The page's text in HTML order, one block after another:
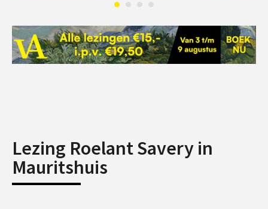
Lezing Roelant Savery in
Mauritshuis